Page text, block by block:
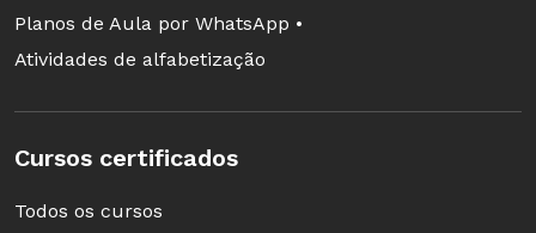
Planos de Aula por WhatsApp •
Atividades de alfabetização
Cursos certificados
Todos os cursos